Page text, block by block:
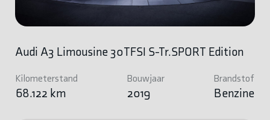
Audi A3 Limousine 30TFSI S-Tr.SPORT Edition
Kilometerstand
68.122 km
Bouwjaar
2019
Brandstof
Benzine